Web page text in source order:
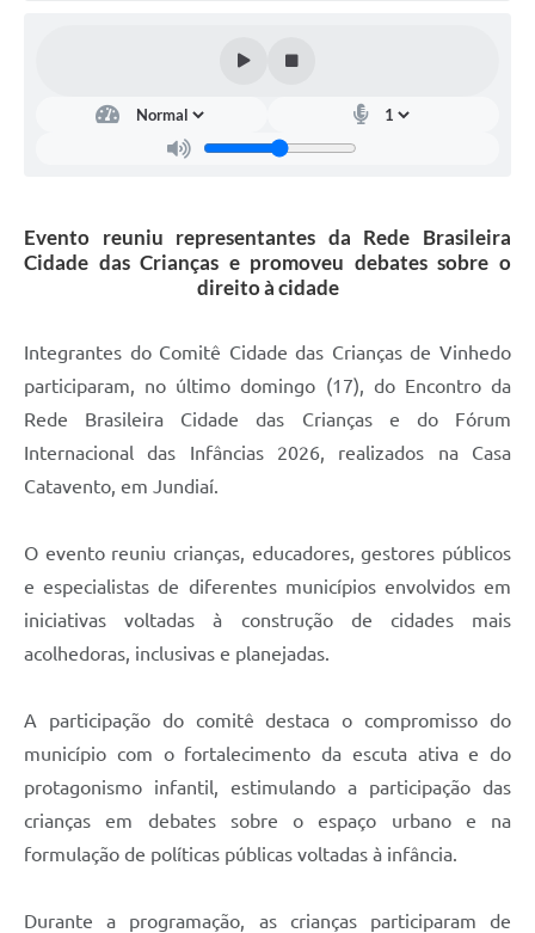
Arquivos para Download
Contas Públicas
Serviços Online
Evento reuniu representantes da Rede Brasileira
Cidade das Crianças e promoveu debates sobre o
direito à cidade
Integrantes do Comitê Cidade das Crianças de Vinhedo
participaram, no último domingo (17), do Encontro da
Rede Brasileira Cidade das Crianças e do Fórum
Internacional das Infâncias 2026, realizados na Casa
Catavento, em Jundiaí.
O evento reuniu crianças, educadores, gestores públicos
e especialistas de diferentes municípios envolvidos em
iniciativas voltadas à construção de cidades mais
acolhedoras, inclusivas e planejadas.
A participação do comitê destaca o compromisso do
município com o fortalecimento da escuta ativa e do
protagonismo infantil, estimulando a participação das
crianças em debates sobre o espaço urbano e na
formulação de políticas públicas voltadas à infância.
Durante a programação, as crianças participaram de